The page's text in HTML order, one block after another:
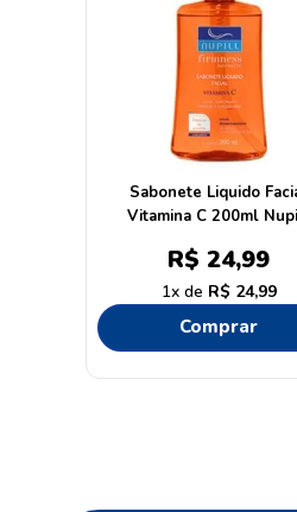
Sabonete Liquido
Vitamina C 200ml
R$ 24,99
1 R$ 24,99
Comprar